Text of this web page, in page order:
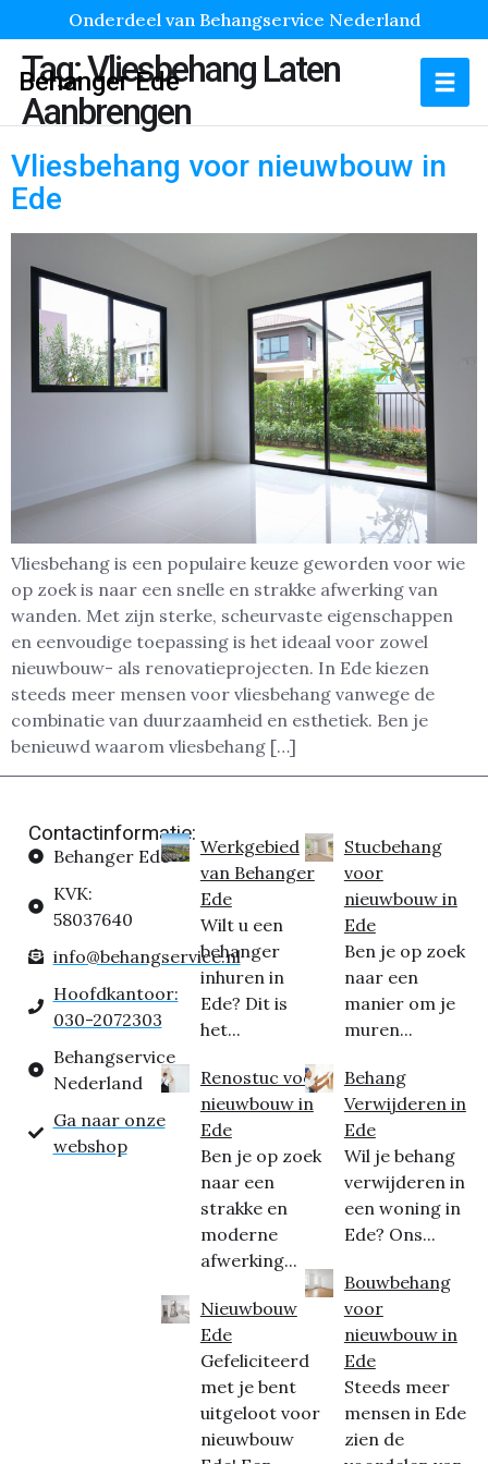
Onderdeel van Behangservice Nederland
Behanger Ede
Tag:Vliesbehang Laten
Aanbrengen
Vliesbehang voor nieuwbouw in
Ede
Vliesbehang is een populaire keuze geworden voor wie
op zoek is naar een snelle en strakke afwerking van
wanden. Met zijn sterke, scheurvaste eigenschappen
en eenvoudige toepassing is het ideaal voor zowel
nieuwbouw- als renovatieprojecten. In Ede kiezen
steeds meer mensen voor vliesbehang vanwege de
combinatie van duurzaamheid en esthetiek. Ben je
benieuwd waarom vliesbehang […]
Contactinformatie:
Behanger Ede
KVK:
58037640
info@behangservice.nl
Hoofdkantoor:
030-2072303
Behangservice
Nederland
Ga naar onze
webshop
Werkgebied
van Behanger
Ede
Wilt u een
behanger
inhuren in
Ede? Dit is
het...
Renostuc voor
nieuwbouw in
Ede
Ben je op zoek
naar een
strakke en
moderne
afwerking...
Nieuwbouw
Ede
Gefeliciteerd
met je bent
uitgeloot voor
nieuwbouw
Stucbehang
voor
nieuwbouw in
Ede
Ben je op zoek
naar een
manier om je
muren...
Behang
Verwijderen in
Ede
Wil je behang
verwijderen in
een woning in
Ede? Ons...
Bouwbehang
voor
nieuwbouw in
Ede
Steeds meer
mensen in Ede
zien de